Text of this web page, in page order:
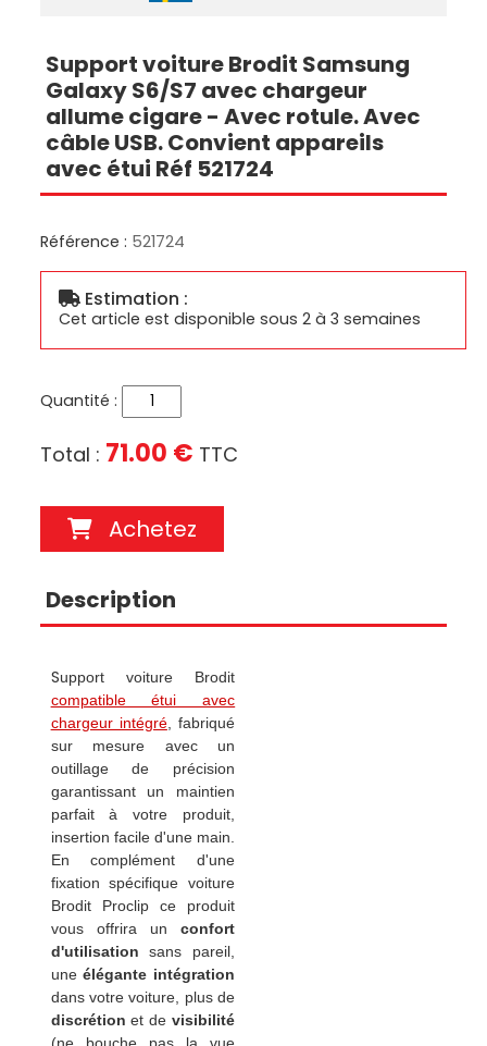
Support voiture Brodit Samsung
Galaxy S6/S7 avec chargeur
allume cigare - Avec rotule. Avec
câble USB. Convient appareils
avec étui Réf 521724
Référence : 521724
Estimation :
Cet article est disponible sous 2 à 3 semaines
Quantité :
Total : 71.00 € TTC
Achetez
Description
Support voiture Brodit
compatible étui avec
chargeur intégré, fabriqué
sur mesure avec un
outillage de précision
garantissant un maintien
parfait à votre produit,
insertion facile d'une main.
En complément d'une
fixation spécifique voiture
Brodit Proclip ce produit
vous offrira unconfort
d'utilisation sans pareil,
uneélégante intégration
dans votre voiture, plus de
discrétion et devisibilité